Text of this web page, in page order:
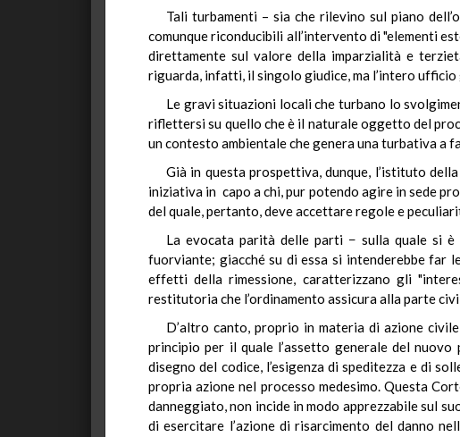
Tali turbamenti – sia che rilevino sul piano
comunque riconducibili all’intervento di "elementi
direttamente sul valore della imparzialità e
riguarda, infatti, il singolo giudice, ma l’intero
Le gravi situazioni locali che turbano lo
riflettersi su quello che è il naturale oggetto del
un contesto ambientale che genera una turbativa a
Già in questa prospettiva, dunque, l’istituto
iniziativa in capo a chi, pur potendo agire in sede
del quale, pertanto, deve accettare regole e
La evocata parità delle parti − sulla quale si è
fuorviante; giacché su di essa si intenderebbe
effetti della rimessione, caratterizzano gli
restitutoria che l’ordinamento assicura alla parte
D’altro canto, proprio in materia di azione
principio per il quale l’assetto generale del
disegno del codice, l’esigenza di speditezza e di
propria azione nel processo medesimo. Questa
danneggiato, non incide in modo apprezzabile sul
di esercitare l’azione di risarcimento del danno